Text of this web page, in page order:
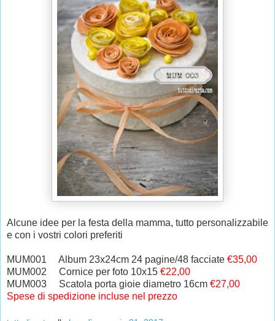
Alcune idee per la festa della mamma, tutto personalizzabile
e con i vostri colori preferiti
MUM001 Album 23x24cm 24 pagine/48 facciate €35,00
MUM002 Cornice per foto 10x15 €22,00
MUM003 Scatola porta gioie diametro 16cm €27,00
Spese di spedizione incluse nel prezzo